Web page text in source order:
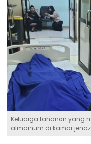
Keluarga tahanan yang
almarhum di kamar